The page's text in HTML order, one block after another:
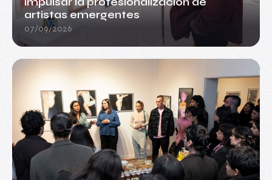
artistas emergentes
07/09/2026